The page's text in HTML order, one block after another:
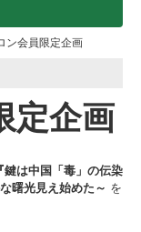
ン会員限定企画
定企画
は中国「毒」の伝染
曙光見え始めた～ を